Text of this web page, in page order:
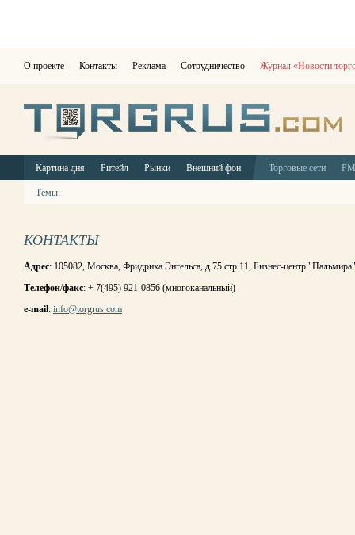
О проекте Контакты Реклама Сотрудничество Журнал «Новости
Картина дня Ритейл Рынки Внешний фон Торговые сети
Темы:
КОНТАКТЫ
Адрес: 105082, Москва, Фридриха Энгельса, д.75 стр.11, Бизнес-центр
Телефон/факс: + 7(495) 921-0856 (многоканальный)
e-mail: info@torgrus.com